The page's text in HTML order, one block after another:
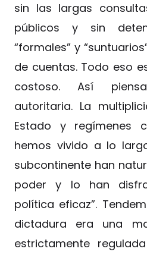
sin las largas
públicos y sin
“formales” y
de cuentas. Todo eso
costoso. Así
autoritaria. La
Estado y regímenes
hemos vivido a lo
subcontinente han
poder y lo han
política eficaz”.
dictadura era una
estrictamente